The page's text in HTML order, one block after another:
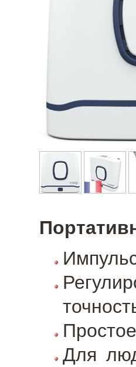
Для